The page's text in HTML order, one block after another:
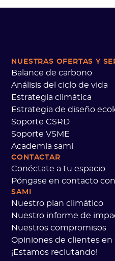
NUESTRAS OFERTAS Y
Balance de carbono
Análisis del ciclo de vida
Estrategia climática
Estrategia de diseño
Soporte CSRD
Soporte VSME
Academia sami
CONTACTAR
Conéctate a tu espacio
Póngase en contacto
SAMI
Nuestro plan climático
Nuestro informe de
Nuestros compromisos
Opiniones de clientes en
¡Estamos reclutando!